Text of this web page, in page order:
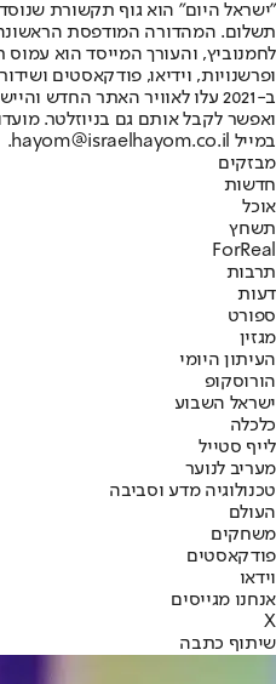
"ישראל היום" הוא גוף תקשורת
ופרשנויות, וידיאו, פודקאסטים
ב-2021 עלו לאוויר האתר
ואפשר לקבל אותם גם בניוזלטר.
במייל hayom@israelhayom.co.il.
מבזקים
חדשות
אוכל
תשחץ
ForReal
תרבות
דעות
ספורט
מגזין
העיתון היומי
הורוסקופ
ישראל השבוע
כלכלה
לייף סטייל
מעריב לנוער
טכנולוגיה מדע וסביבה
העולם
משחקים
פודקאסטים
וידאו
אנחנו מגייסים
X
שיתוף כתבה